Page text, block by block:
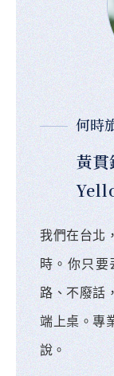
何時
黃貫
我們在台北
時。你只
路、不廢話
端上桌。專
說。